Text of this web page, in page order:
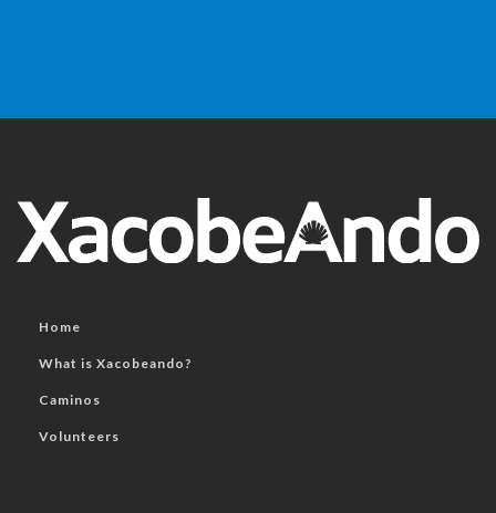
Home
What is Xacobeando?
Caminos
Volunteers